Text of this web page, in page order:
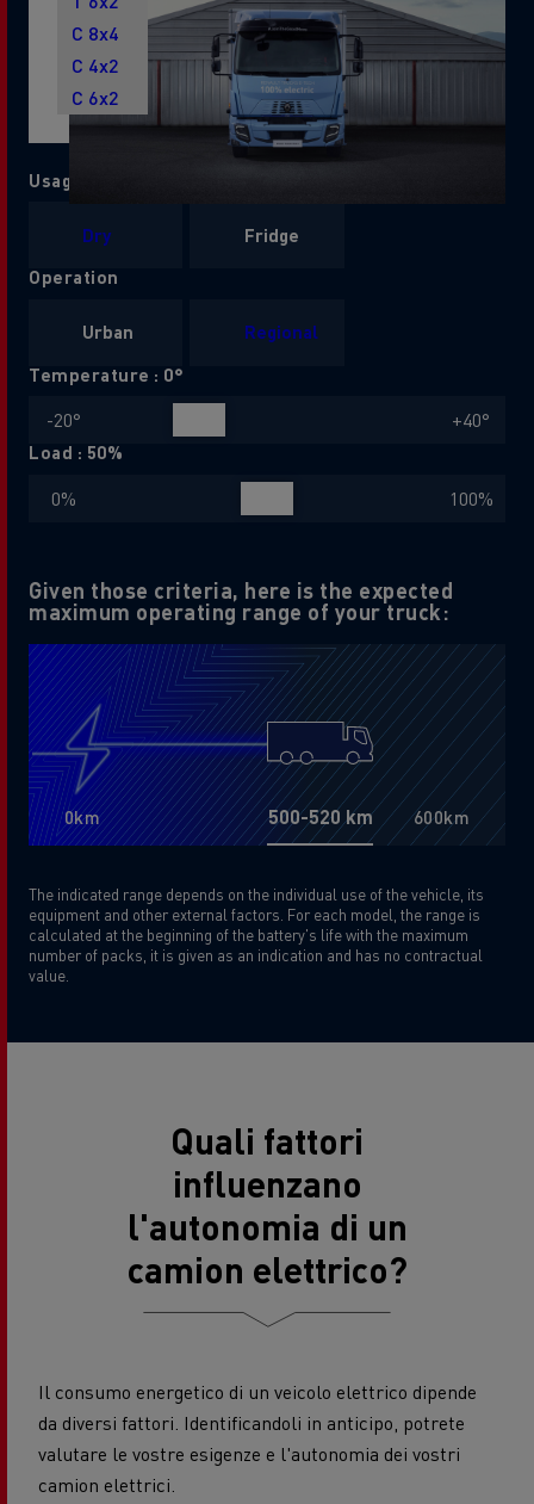
C 8x4
C 4x2
C 6x2
Usage
Dry
Fridge
Operation
Urban
Regional
Temperature : 0°
Load : 50%
Given those criteria, here is the expected
maximum operating range of your truck:
0km 500-520km 600km
The indicated range depends on the individual use of the vehicle, its
equipment and other external factors. For each model, the range is
calculated at the beginning of the battery's life with the maximum
number of packs, it is given as an indication and has no contractual
value.
Quali fattori
influenzano
l'autonomia di un
camion elettrico?
Il consumo energetico di un veicolo elettrico dipende
da diversi fattori. Identificandoli in anticipo, potrete
valutare le vostre esigenze e l'autonomia dei vostri
camion elettrici.